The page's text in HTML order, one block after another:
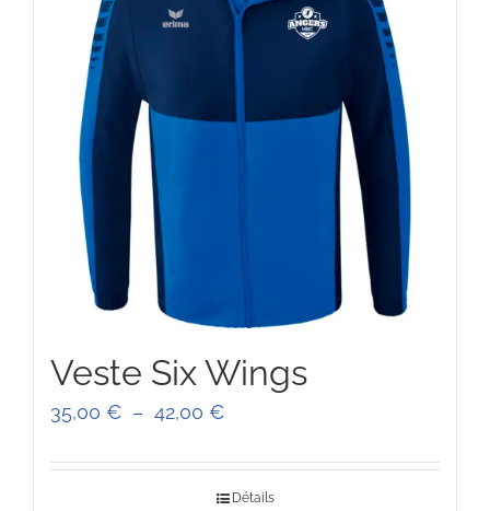
Veste Six Wings
35,00 € – 42,00 €Plage
Détails